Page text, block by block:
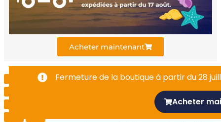
o
k
-
e
i
n
Acheter maintenant
Fermeture de la boutique à partir du 28
Acheter